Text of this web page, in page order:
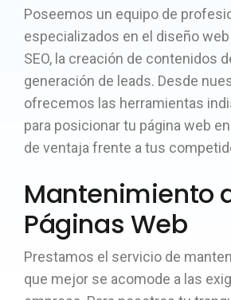
Poseemos un equipo de
especializados en el diseño
SEO, la creación de contenidos
generación de leads. Desde
ofrecemos las herramientas
para posicionar tu página web
de ventaja frente a tus
Mantenimiento
Páginas Web
Prestamos el servicio de
que mejor se acomode a las